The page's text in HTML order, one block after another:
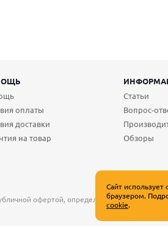
оплаты
доставки
на товар
Статьи
Вопрос-
Обзоры
офертой, определяемой
Сайт
браузером.
cookie.